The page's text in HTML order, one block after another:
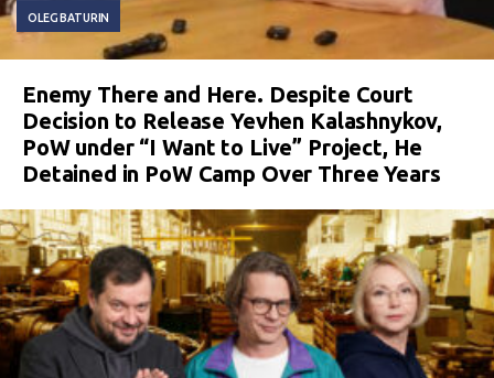
OLEG BATURIN
Enemy There and Here. Despite Court
Decision to Release Yevhen Kalashnykov,
PoW under “I Want to Live” Project, He
Detained in PoW Camp Over Three Years